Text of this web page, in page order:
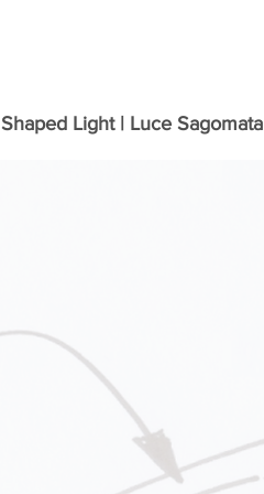
Shaped Light | Luce Sagomata